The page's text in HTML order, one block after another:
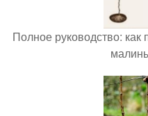
Полное руководство: